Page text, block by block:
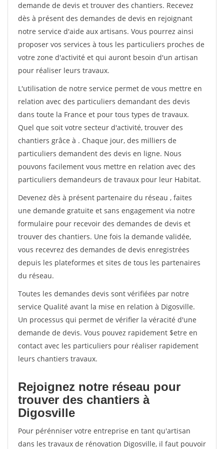
demande de devis et trouver des chantiers. Recevez
dès à présent des demandes de devis en rejoignant
notre service d'aide aux artisans. Vous pourrez ainsi
proposer vos services à tous les particuliers proches de
votre zone d'activité et qui auront besoin d'un artisan
pour réaliser leurs travaux.
L'utilisation de notre service permet de vous mettre en
relation avec des particuliers demandant des devis
dans toute la France et pour tous types de travaux.
Quel que soit votre secteur d'activité, trouver des
chantiers grâce à . Chaque jour, des milliers de
particuliers demandent des devis en ligne. Nous
pouvons facilement vous mettre en relation avec des
particuliers demandeurs de travaux pour leur Habitat.
Devenez dès à présent partenaire du réseau , faites
une demande gratuite et sans engagement via notre
formulaire pour recevoir des demandes de devis et
trouver des chantiers. Une fois la demande validée,
vous recevrez des demandes de devis enregistrées
depuis les plateformes et sites de tous les partenaires
du réseau.
Toutes les demandes devis sont vérifiées par notre
service Qualité avant la mise en relation à Digosville.
Un processus qui permet de vérifier la véracité d'une
demande de devis. Vous pouvez rapidement $etre en
contact avec les particuliers pour réaliser rapidement
leurs chantiers travaux.
Rejoignez notre réseau pour
trouver des chantiers à
Digosville
Pour pérénniser votre entreprise en tant qu'artisan
dans les travaux de rénovation Digosville, il faut pouvoir